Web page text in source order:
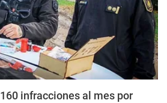
infracciones al mes por